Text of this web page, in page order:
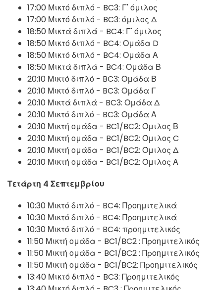
17:00 Μικτό διπλό - BC3: Γ' όμιλος
17:00 Μικτό διπλό - BC3: όμιλος Δ
18:50 Μικτά διπλά - BC4: Γ' όμιλος
18:50 Μικτό διπλό - BC4: Ομάδα D
18:50 Μικτό διπλό - BC4: Ομάδα Α
18:50 Μικτά διπλά - BC4: Ομάδα Β
20:10 Μικτό διπλό - BC3: Ομάδα Β
20:10 Μικτό διπλό - BC3: Ομάδα Γ
20:10 Μικτά διπλά - BC3: Ομάδα Δ
20:10 Μικτό διπλό - BC3: Ομάδα Α
20:10 Μικτή ομάδα - BC1/BC2: Όμιλος Β
20:10 Μικτή ομάδα - BC1/BC2: Όμιλος C
20:10 Μικτή ομάδα - BC1/BC2: Όμιλος Δ
20:10 Μικτή ομάδα - BC1/BC2: Όμιλος Α
Τετάρτη 4 Σεπτεμβρίου
10:30 Μικτό διπλό - BC4: Προημιτελικά
10:30 Μικτό διπλό - BC4: Προημιτελικά
10:30 Μικτό διπλό - BC4: προημιτελικός
11:50 Μικτή ομάδα - BC1/BC2 : Προημιτελικός
11:50 Μικτή ομάδα - BC1/BC2 : Προημιτελικός
11:50 Μικτή ομάδα - BC1/BC2: Προημιτελικός
13:40 Μικτό διπλό - BC3: Προημιτελικός